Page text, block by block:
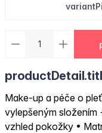
Make-up a péče o
vylepšeným
vzhled pokožky •